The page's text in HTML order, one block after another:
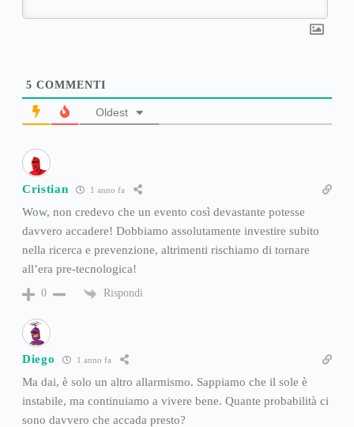
5 COMMENTI
Oldest
Cristian 1 anno fa
Wow, non credevo che un evento così devastante potesse
davvero accadere! Dobbiamo assolutamente investire subito
nella ricerca e prevenzione, altrimenti rischiamo di tornare
all’era pre-tecnologica!
0 Rispondi
Diego 1 anno fa
Ma dai, è solo un altro allarmismo. Sappiamo che il sole è
instabile, ma continuiamo a vivere bene. Quante probabilità ci
sono davvero che accada presto?